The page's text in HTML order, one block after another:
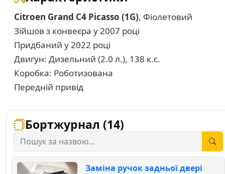
Citroen Grand C4 Picasso (1G), Фіолетовий
Зійшов з конвеєра у 2007 році
Придбаний у 2022 році
Двигун: Дизельний (2.0 л.), 138 к.с.
Коробка: Роботизована
Передній привід
Бортжурнал (14)
Заміна ручок задньої двері